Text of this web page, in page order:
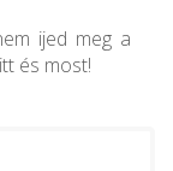
ijed meg a
és most!